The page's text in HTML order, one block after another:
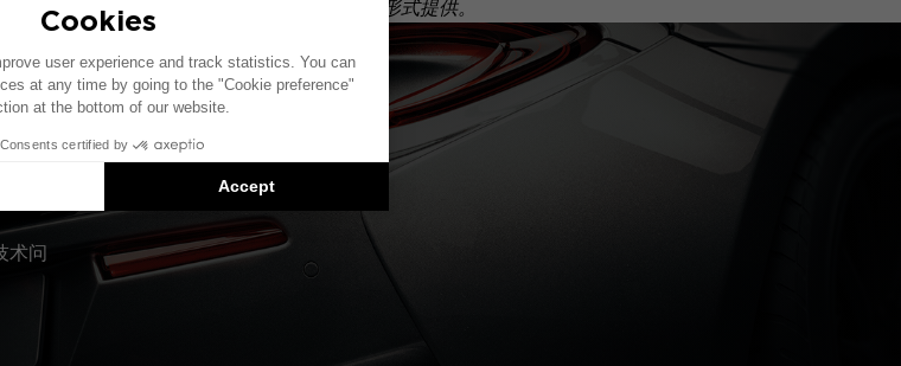
推荐：每个组件均单独销售，并非以套装形式提供。
术问